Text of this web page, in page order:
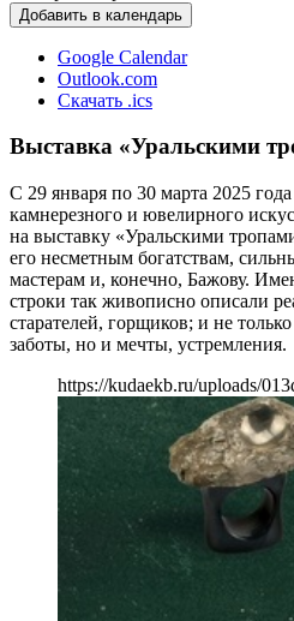
Добавить в календарь
Google Calendar
Outlook.com
Скачать .ics
Выставка «Уральскими
С 29 января по 30 марта 2025
камнерезного и ювелирного
на выставку «Уральскими
его несметным богатствам,
мастерам и, конечно, Бажову.
строки так живописно описали
старателей, горщиков; и не
заботы, но и мечты, устремления.
https://kudaekb.ru/uploads/